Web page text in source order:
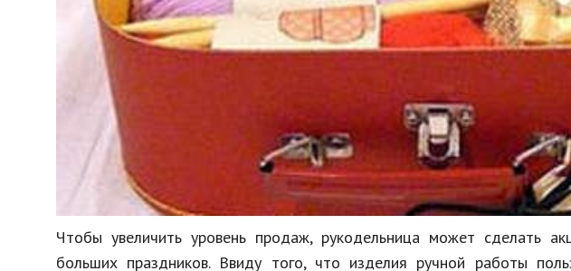
Чтобы увеличить уровень продаж, рукодельница может сделать
больших праздников. Ввиду того, что изделия ручной работы